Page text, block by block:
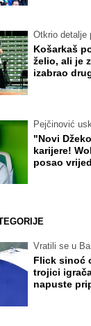
Otkrio detalje
Košarkaš
želio, ali je
izabrao
Pejčinović
"Novi
karijere!
posao
Vratili se u
Flick sinoć
trojici
napuste